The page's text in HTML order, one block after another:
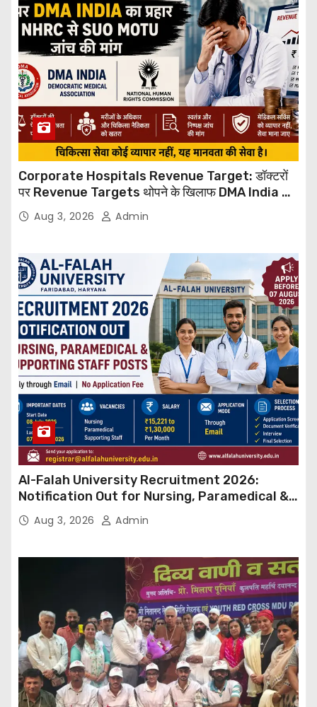
Corporate Hospitals Revenue Target: डॉक्टरों
पर Revenue Targets थोपने के खिलाफ DMA India का
बड़ा कदम, NHRC से Suo Motu जांच की मांग
Aug 3, 2026 Admin
Al-Falah University Recruitment 2026:
Notification Out for Nursing, Paramedical &
Supporting Staff Posts, Apply Through Email
Aug 3, 2026 Admin